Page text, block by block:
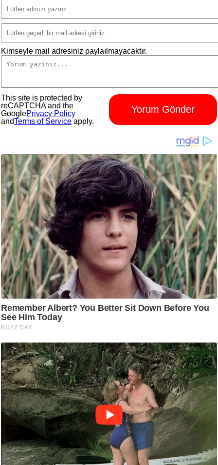
Kimseyle mail adresiniz paylaılmayacaktır.
Yorum Gönder
This site is protected by
reCAPTCHA and the
GooglePrivacy Policy
andTerms of Service apply.